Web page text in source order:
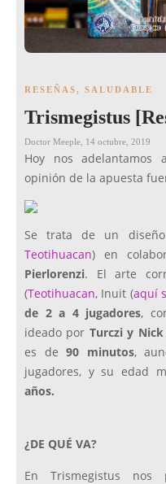
RESEÑAS, SALUDABLE
Trismegistus
Doctor Meeple 14 octubre, 2019
Hoy nos adelantamos
opinión de la apuesta
Se trata de un
Teotihuacan) en
Pierlorenzi. El arte
(Teotihuacan, Inuit (aquí
de 2 a 4 jugadores,
ideado por Turczi y Nick
es de 90 minutos,
jugadores, y su edad
años.
¿DE QUÉ VA?
En Trismegistus